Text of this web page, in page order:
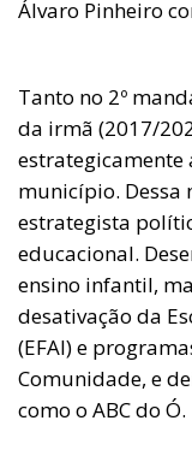
Álvaro Pinheiro
Tanto no 2º
da irmã (2017/
estrategicamente
município. Dessa
estrategista
educacional.
ensino infantil,
desativação da
(EFAI) e
Comunidade, e
como o ABC do Ó.